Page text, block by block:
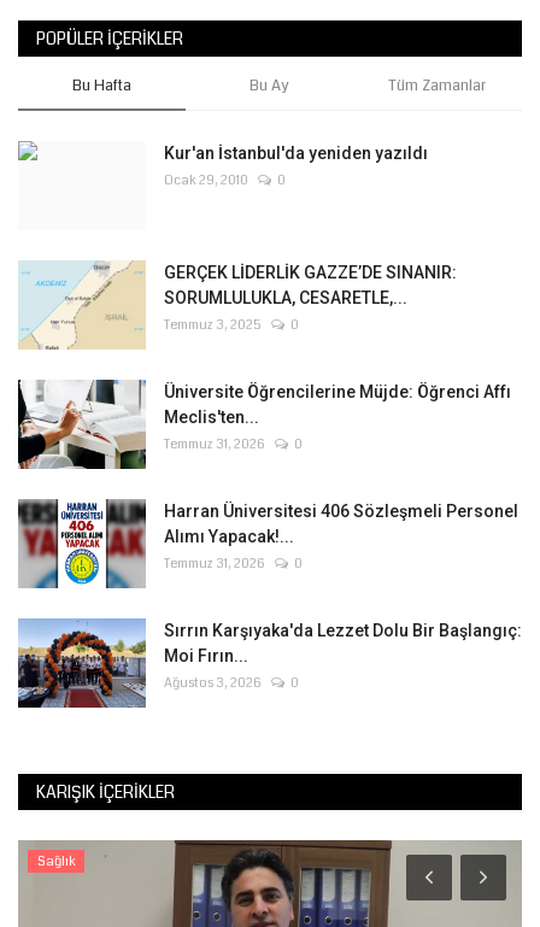
POPÜLER İÇERIKLER
Bu Hafta Bu Ay Tüm Zamanlar
Kur'an İstanbul'da yeniden yazıldı
Ocak 29, 2010 0
GERÇEK LİDERLİK GAZZE’DE SINANIR:
SORUMLULUKLA, CESARETLE,...
Temmuz 3, 2025 0
Üniversite Öğrencilerine Müjde: Öğrenci Affı
Meclis'ten...
Temmuz 31, 2026 0
Harran Üniversitesi 406 Sözleşmeli Personel
Alımı Yapacak!...
Temmuz 31, 2026 0
Sırrın Karşıyaka'da Lezzet Dolu Bir Başlangıç:
Moi Fırın...
Ağustos 3, 2026 0
KARIŞIK İÇERIKLER
Sağlık